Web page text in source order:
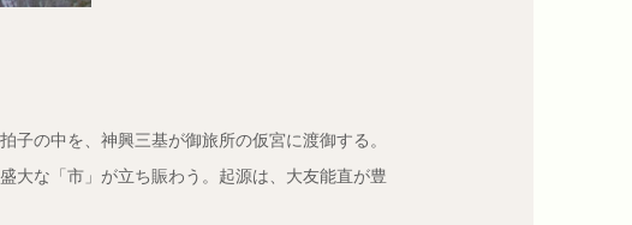
の中を、神興三基が御旅所の仮宮に渡御する。
大な「市」が立ち賑わう。起源は、大友能直が豊